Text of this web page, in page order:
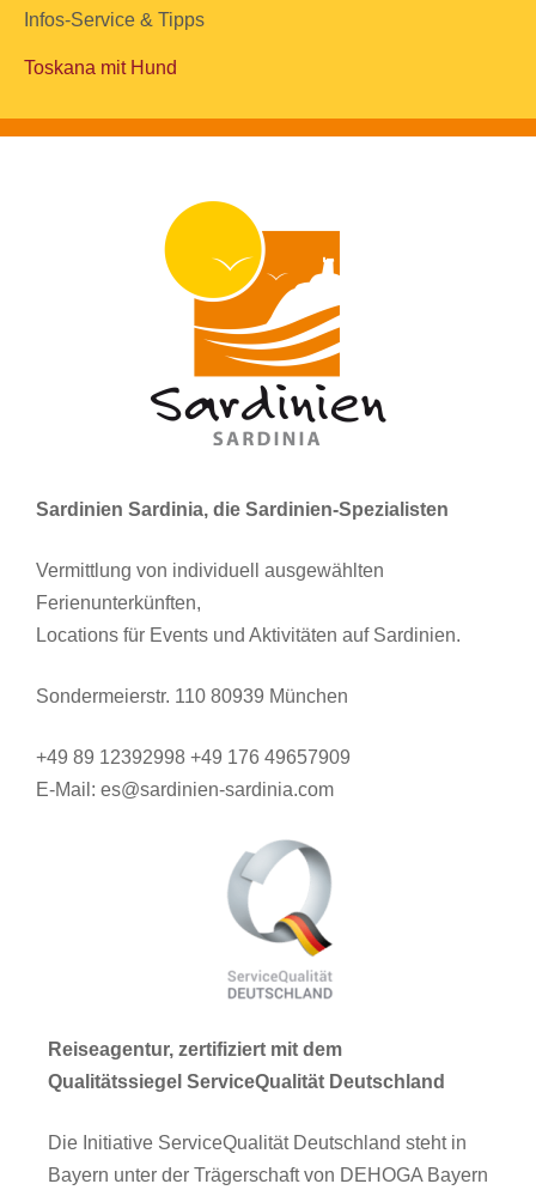
Infos-Service & Tipps
Toskana mit Hund
Sardinien Sardinia, die Sardinien-Spezialisten
Vermittlung von individuell ausgewählten
Ferienunterkünften,
Locations für Events und Aktivitäten auf Sardinien.
Sondermeierstr. 110 80939 München
+49 89 12392998 +49 176 49657909
E-Mail: es@sardinien-sardinia.com
Reiseagentur, zertifiziert mit dem
Qualitätssiegel ServiceQualität Deutschland
Die Initiative ServiceQualität Deutschland steht in
Bayern unter der Trägerschaft von DEHOGA Bayern